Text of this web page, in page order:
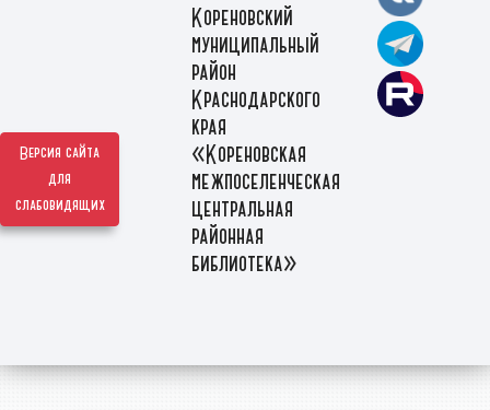
Версия сайта
для
слабовидящих
Кореновский
муниципальный
район
Краснодарского
края
«Кореновская
межпоселенческая
центральная
районная
библиотека»